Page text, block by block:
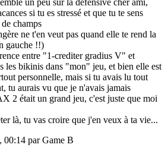
si tu es stressé et que tu te sens
champs
ne t'en veut pas quand elle te rend la
gauche !!)
entre "1-crediter gradius V" et
les bikinis dans "mon" jeu, et bien elle est
personnelle, mais si tu avais lu tout
tu aurais vu que je n'avais jamais
2 était un grand jeu, c'est juste que moi
là, tu vas croire que j'en veux à ta vie...
par Game B